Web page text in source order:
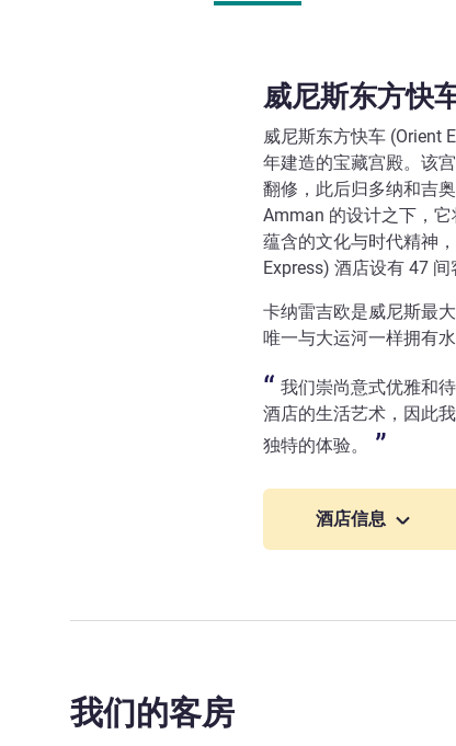
威尼斯东方快
威尼斯东方快车 (Orient
年建造的宝藏宫殿。该
翻修，此后归多纳和吉
Amman 的设计之下，
蕴含的文化与时代精神
Express) 酒店设有 47
卡纳雷吉欧是威尼斯最
唯一与大运河一样拥有水
我们崇尚意式优雅和
酒店的生活艺术，因此
独特的体验。
酒店信息
我们的客房